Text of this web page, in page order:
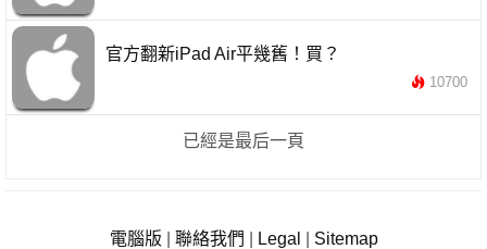
官方翻新iPad Air平幾舊！買？
10700
已經是最后一頁
電腦版 聯絡我們 Legal
Sitemap